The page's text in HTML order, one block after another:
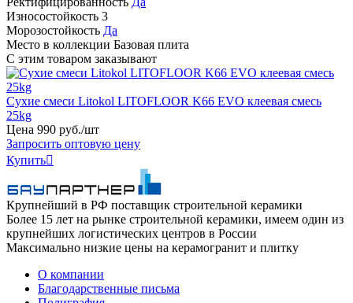
Износостойкость 3
Морозостойкость Да
Место в коллекции Базовая плита
С этим товаром заказывают
Сухие смеси Litokol LITOFLOOR K66 EVO клеевая смесь
25kg
Цена 990 руб./шт
Запросить оптовую цену
Купить
Крупнейший в РФ поставщик строительной керамики
Более 15 лет на рынке строительной керамики, имеем один из
крупнейших логистических центров в России
Максимально низкие цены на керамогранит и плитку
О компании
Благодарственные письма